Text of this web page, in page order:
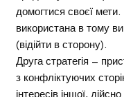
домогтися своєї
використана в тому
(відійти в сторону).
Друга стратегія –
з конфліктуючих
інтересів іншої,